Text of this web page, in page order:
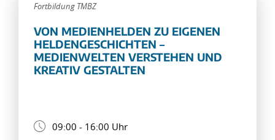
Fortbildung TMBZ
VON MEDIENHELDEN ZU EIGENEN
HELDENGESCHICHTEN –
MEDIENWELTEN VERSTEHEN UND
KREATIV GESTALTEN
09:00 - 16:00 Uhr